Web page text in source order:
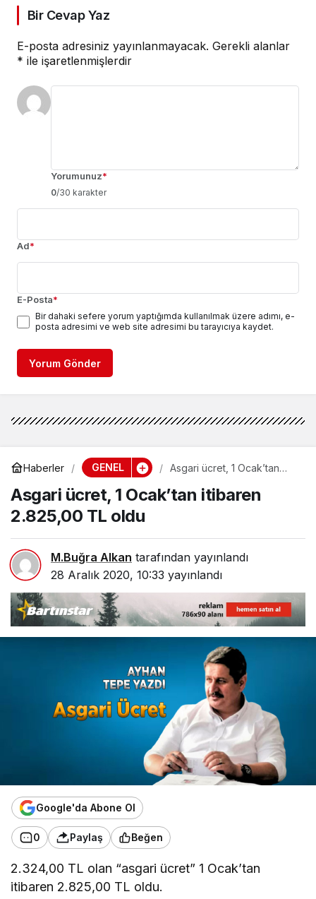
Bir Cevap Yaz
E-posta adresiniz yayınlanmayacak. Gerekli alanlar
* ile işaretlenmişlerdir
Yorumunuz*
0/30 karakter
Ad*
E-Posta*
Bir dahaki sefere yorum yaptığımda kullanılmak üzere adımı, e-
posta adresimi ve web site adresimi bu tarayıcıya kaydet.
Yorum Gönder
Haberler GENEL
Asgari ücret, 1 Ocak’tan
Asgari ücret, 1 Ocak’tan itibaren
2.825,00 TL oldu
M.Buğra Alkan tarafından yayınlandı
28 Aralık 2020, 10:33 yayınlandı
Google'da Abone Ol
0 Paylaş Beğen
2.324,00 TL olan “asgari ücret” 1 Ocak’tan
itibaren 2.825,00 TL oldu.